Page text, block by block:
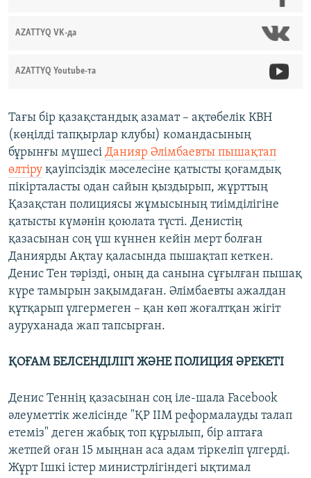
AZATTYQ VK-да
AZATTYQ Youtube-та
Тағы бір қазақстандық азамат – ақтөбелік КВН
(көңілді тапқырлар клубы) командасының
бұрынғы мүшесі Данияр Әлімбаевты пышақтап
өлтіру қауіпсіздік мәселесіне қатысты қоғамдық
пікірталасты одан сайын қыздырып, жұрттың
Қазақстан полициясы жұмысының тиімділігіне
қатысты күмәнін қоюлата түсті. Денистің
қазасынан соң үш күннен кейін мерт болған
Даниярды Ақтау қаласында пышақтап кеткен.
Денис Тен тәрізді, оның да санына сұғылған пышақ
күре тамырын зақымдаған. Әлімбаевты ажалдан
құтқарып үлгермеген – қан көп жоғалтқан жігіт
ауруханада жап тапсырған.
ҚОҒАМ БЕЛСЕНДІЛІГІ ЖӘНЕ ПОЛИЦИЯ ӘРЕКЕТІ
Денис Теннің қазасынан соң іле-шала Facebook
әлеуметтік желісінде "ҚР ІІМ реформалауды талап
етеміз" деген жабық топ құрылып, бір аптаға
жетпей оған 15 мыңнан аса адам тіркеліп үлгерді.
Жұрт Ішкі істер министрлігіндегі ықтимал